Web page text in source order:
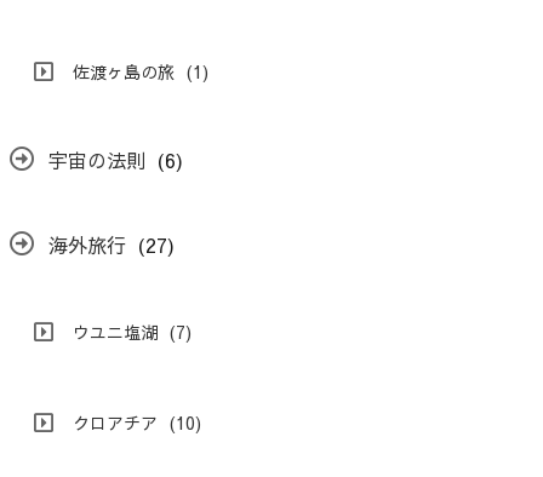
佐渡ヶ島の旅 (1)
宇宙の法則 (6)
海外旅行 (27)
ウユニ塩湖 (7)
クロアチア (10)